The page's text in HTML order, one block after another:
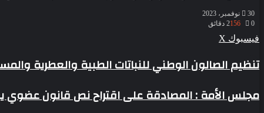
30 نوفمبر، 2023
0
1562 دقائق
فيسبوك ‫X
تنظيم
الصالون
للنباتات
الطبية
تنظيم الصالون الوطني للنباتات الطبية والعطرية
مجلس
الأمة
مجلس الأمة : المصادقة على اقتراح نص قانون عضوي